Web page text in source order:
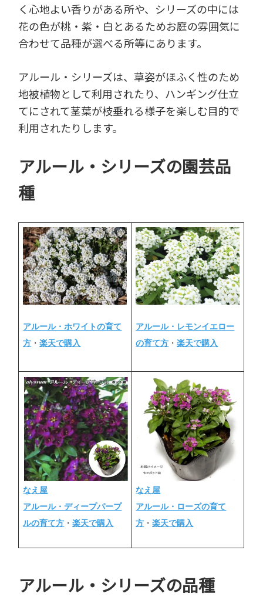
く心地よい香りがある所や、シリーズの中には
花の色が桃・紫・白とあるためお庭の雰囲気に
合わせて品種が選べる所等にあります。
アルール・シリーズは、草姿がほふく性のため
地被植物として利用されたり、ハンギング仕立
てにされて茎葉が枝垂れる様子を楽しむ目的で
利用されたりします。
アルール・シリーズの園芸品
種
アルール・ホワイトの育て
方 ・楽天で購入
アルール・レモンイエロー
の育て方 ・楽天で購入
なえ屋
アルール・ディープパープ
ルの育て方 ・楽天で購入
なえ屋
アルール・ローズの育て
方 ・楽天で購入
アルール・シリーズの品種